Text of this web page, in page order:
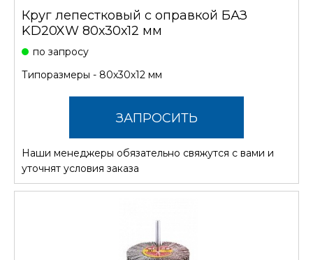
Круг лепестковый с оправкой БАЗ
KD20XW 80х30х12 мм
по запросу
Типоразмеры - 80х30х12 мм
ЗАПРОСИТЬ
СТОИМОСТЬ
Наши менеджеры обязательно свяжутся с вами и
уточнят условия заказа